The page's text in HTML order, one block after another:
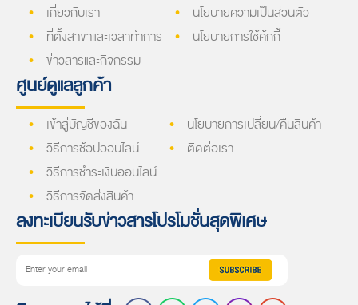
เกี่ยวกับเรา
ที่ตั้งสาขาและเวลาทำการ
ข่าวสารและกิจกรรม
นโยบายความเป็นส่วนตัว
นโยบายการใช้คุ้กกี้
ศูนย์ดูแลลูกค้า
เข้าสู่บัญชีของฉัน
วิธีการช้อปออนไลน์
วิธีการชำระเงินออนไลน์
วิธีการจัดส่งสินค้า
นโยบายการเปลี่ยน/คืนสินค้า
ติดต่อเรา
ลงทะเบียนรับข่าวสารโปรโมชั่นสุดพิเศษ